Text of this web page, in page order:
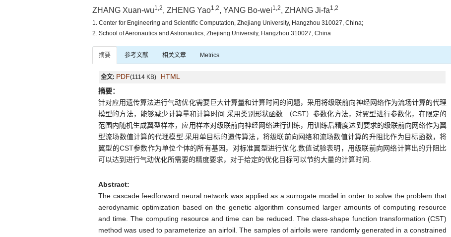
ZHANG Xuan-wu1,2, ZHENG Yao1,2, YANG Bo-wei1,2, ZHANG Ji-fa1,2
1. Center for Engineering and Scientific Computation, Zhejiang University, Hangzhou 310027, China;
2. School of Aeronautics and Astronautics, Zhejiang University, Hangzhou 310027, China
摘要 参考文献 相关文章 Metrics
全文: PDF(1114 KB) HTML
摘要：
针对应用遗传算法进行气动优化需要巨大计算量和计算时间的问题，采用将级联前向神经网络作为流场计算的代理
模型的方法，能够减少计算量和计算时间.采用类别形状函数 （CST）参数化方法，对翼型进行参数化，在限定的
范围内随机生成翼型样本，应用样本对级联前向神经网络进行训练，用训练后精度达到要求的级联前向网络作为翼
型流场数值计算的代理模型.采用单目标的遗传算法，将级联前向网络和流场数值计算的升阻比作为目标函数，将
翼型的CST参数作为单位个体的所有基因，对标准翼型进行优化.数值试验表明，用级联前向网络计算出的升阻比
可以达到进行气动优化所需要的精度要求，对于给定的优化目标可以节约大量的计算时间.
Abstract:
The cascade feedforward neural network was applied as a surrogate model in order to solve the problem that
aerodynamic optimization based on the genetic algorithm consumed larger amounts of computing resource
and time. The computing resource and time can be reduced. The class-shape function transformation (CST)
method was used to parameterize an airfoil. The samples of airfoils were randomly generated in a constrained